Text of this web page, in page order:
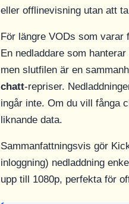
eller offlinevisning utan att
För längre VODs som varar
En nedladdare som
men slutfilen är en
chatt-repriser.
ingår inte. Om du vill fånga
liknande data.
Sammanfattningsvis gör
inloggning) nedladdning
upp till 1080p, perfekta för